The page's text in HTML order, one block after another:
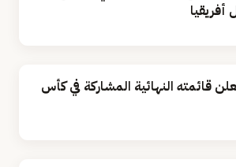
أفريقيا
قائمته النهائية المشاركة في كأس